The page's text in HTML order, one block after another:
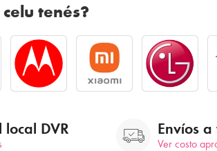
tenés?
DVR Envíos
Ver costo